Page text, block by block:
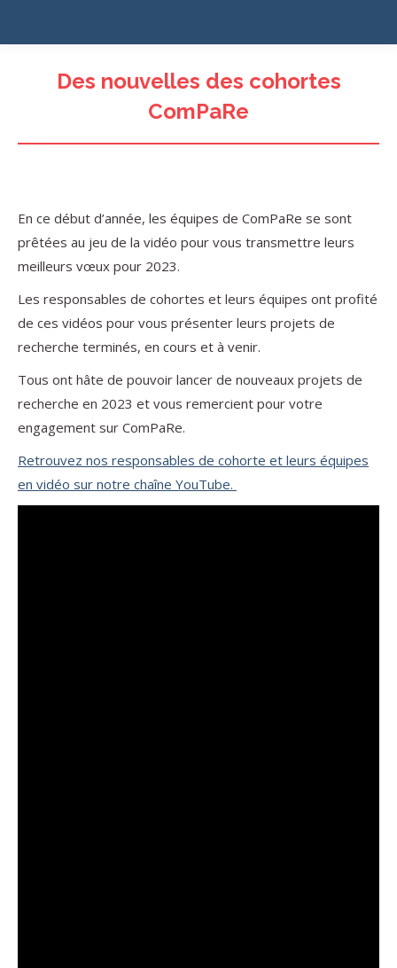
Des nouvelles des cohortes
ComPaRe
En ce début d’année, les équipes de ComPaRe se sont
prêtées au jeu de la vidéo pour vous transmettre leurs
meilleurs vœux pour 2023.
Les responsables de cohortes et leurs équipes ont profité
de ces vidéos pour vous présenter leurs projets de
recherche terminés, en cours et à venir.
Tous ont hâte de pouvoir lancer de nouveaux projets de
recherche en 2023 et vous remercient pour votre
engagement sur ComPaRe.
Retrouvez nos responsables de cohorte et leurs équipes
en vidéo sur notre chaîne YouTube.